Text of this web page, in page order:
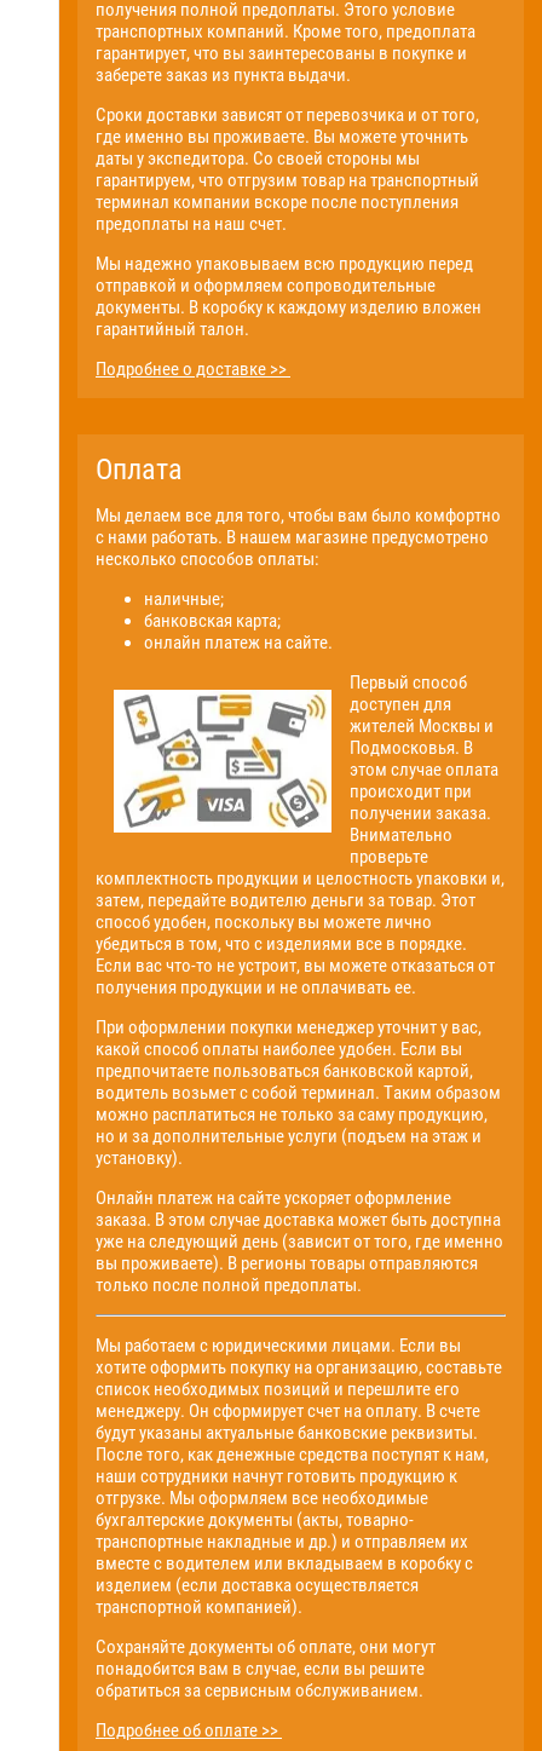
получения полной предоплаты. Этого условие
транспортных компаний. Кроме того, предоплата
гарантирует, что вы заинтересованы в покупке и
заберете заказ из пункта выдачи.
Сроки доставки зависят от перевозчика и от того,
где именно вы проживаете. Вы можете уточнить
даты у экспедитора. Со своей стороны мы
гарантируем, что отгрузим товар на транспортный
терминал компании вскоре после поступления
предоплаты на наш счет.
Мы надежно упаковываем всю продукцию перед
отправкой и оформляем сопроводительные
документы. В коробку к каждому изделию вложен
гарантийный талон.
Подробнее о доставке >>
Оплата
Мы делаем все для того, чтобы вам было комфортно
с нами работать. В нашем магазине предусмотрено
несколько способов оплаты:
наличные;
банковская карта;
онлайн платеж на сайте.
Первый способ
доступен для
жителей Москвы и
Подмосковья. В
этом случае оплата
происходит при
получении заказа.
Внимательно
проверьте
комплектность продукции и целостность упаковки и,
затем, передайте водителю деньги за товар. Этот
способ удобен, поскольку вы можете лично
убедиться в том, что с изделиями все в порядке.
Если вас что-то не устроит, вы можете отказаться от
получения продукции и не оплачивать ее.
При оформлении покупки менеджер уточнит у вас,
какой способ оплаты наиболее удобен. Если вы
предпочитаете пользоваться банковской картой,
водитель возьмет с собой терминал. Таким образом
можно расплатиться не только за саму продукцию,
но и за дополнительные услуги (подъем на этаж и
установку).
Онлайн платеж на сайте ускоряет оформление
заказа. В этом случае доставка может быть доступна
уже на следующий день (зависит от того, где именно
вы проживаете). В регионы товары отправляются
только после полной предоплаты.
Мы работаем с юридическими лицами. Если вы
хотите оформить покупку на организацию, составьте
список необходимых позиций и перешлите его
менеджеру. Он сформирует счет на оплату. В счете
будут указаны актуальные банковские реквизиты.
После того, как денежные средства поступят к нам,
наши сотрудники начнут готовить продукцию к
отгрузке. Мы оформляем все необходимые
бухгалтерские документы (акты, товарно-
транспортные накладные и др.) и отправляем их
вместе с водителем или вкладываем в коробку с
изделием (если доставка осуществляется
транспортной компанией).
Сохраняйте документы об оплате, они могут
понадобится вам в случае, если вы решите
обратиться за сервисным обслуживанием.
Подробнее об оплате >>